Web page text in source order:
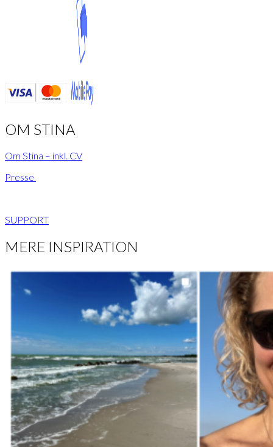
OM STINA
Om Stina – inkl. CV
Presse
SUPPORT
MERE INSPIRATION